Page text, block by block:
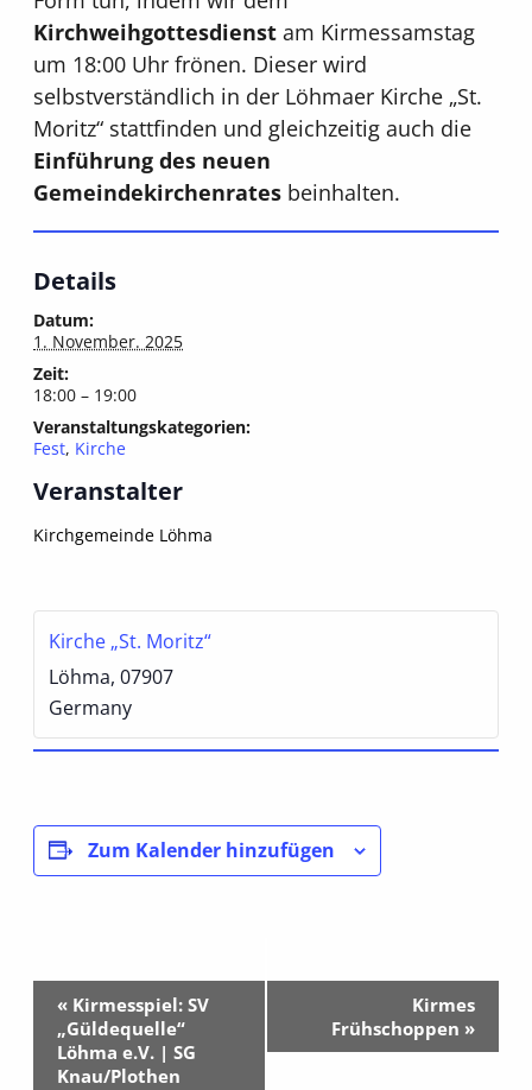
Kirchweihgottesdienst am Kirmessamstag
um 18:00 Uhr frönen. Dieser wird
selbstverständlich in der Löhmaer Kirche „St.
Moritz“ stattfinden und gleichzeitig auch die
Einführung des neuen
Gemeindekirchenrates beinhalten.
Details
Datum:
1. November. 2025
Zeit:
18:00 – 19:00
Veranstaltungskategorien:
Fest, Kirche
Veranstalter
Kirchgemeinde Löhma
Kirche „St. Moritz“
Löhma, 07907
Germany
Zum Kalender hinzufügen
Veranstaltung-
Navigation
« Kirmesspiel: SV
„Güldequelle“
Löhma e.V. | SG
Knau/Plothen
Kirmes
Frühschoppen »